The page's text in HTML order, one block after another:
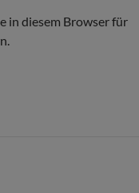
in diesem Browser für